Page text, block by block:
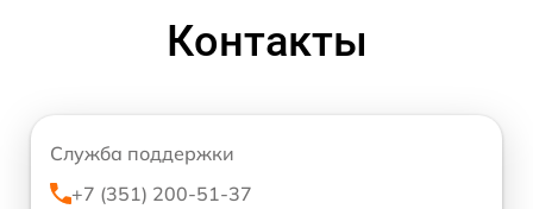
Контакты
Служба поддержки
+7 (351) 200-51-37